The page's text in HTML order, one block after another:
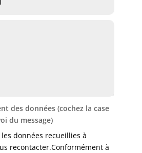
des données (cochez la case
du message)
les données recueillies à
recontacter.Conformément à